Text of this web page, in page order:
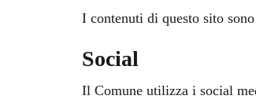
I contenuti di questo sito
Social
Il Comune utilizza i social